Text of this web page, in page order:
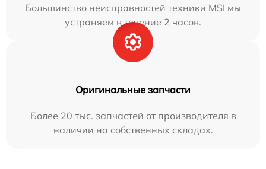
Большинство неисправностей техники MSI мы
устраняем в течение 2 часов.
Оригинальные запчасти
Более 20 тыс. запчастей от производителя в
наличии на собственных складах.